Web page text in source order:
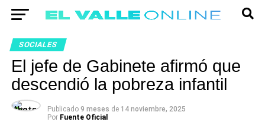
SOCIALES
El jefe de Gabinete afirmó que
descendió la pobreza infantil
Publicado 9 meses de 14 noviembre, 2025
Por Fuente Oficial